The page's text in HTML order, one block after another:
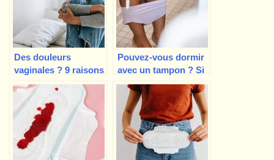
Des douleurs
vaginales ? 9 raisons
pour lesquelles votre
vagin vous fait mal
Pouvez-vous dormir
avec un tampon ? Si
oui, combien de
temps ?